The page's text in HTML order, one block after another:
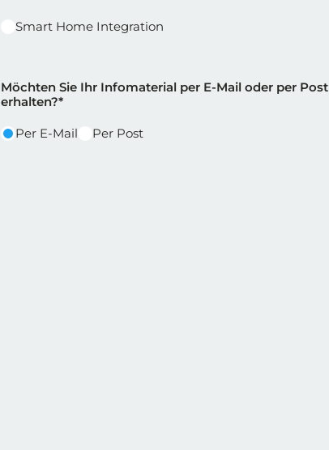
Smart Home Integration
Reihe 2
Reihe 2 | Spalte 1
Möchten Sie Ihr Infomaterial per E-Mail oder per Post
erhalten?*
Per E-Mail Per Post